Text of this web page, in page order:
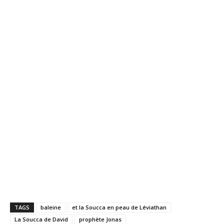
TAGS baleine
et la Soucca en peau de Léviathan
La Soucca de David
prophète Jonas